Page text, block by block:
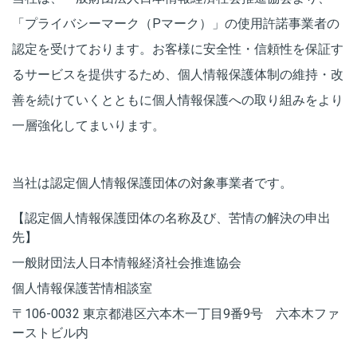
「プライバシーマーク（Pマーク）」の使用許諾事業者の
認定を受けております。お客様に安全性・信頼性を保証す
るサービスを提供するため、個人情報保護体制の維持・改
善を続けていくとともに個人情報保護への取り組みをより
一層強化してまいります。
当社は認定個人情報保護団体の対象事業者です。
【認定個人情報保護団体の名称及び、苦情の解決の申出
先】
一般財団法人日本情報経済社会推進協会
個人情報保護苦情相談室
〒106-0032 東京都港区六本木一丁目9番9号 六本木ファ
ーストビル内